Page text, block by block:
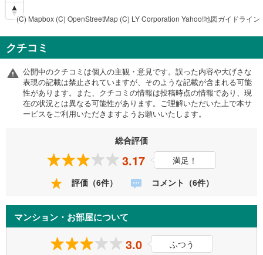
(C) Mapbox (C) OpenStreetMap (C) LY Corporation Yahoo!地図ガイドライン
クチコミ
公開中のクチコミは個人の主観・意見です。誤った内容や大げさな
表現の記載は禁止されていますが、そのような記載が含まれる可能
性があります。また、クチコミの情報は投稿時点の情報であり、現
在の状況とは異なる可能性があります。ご理解いただいた上で本サ
ービスをご利用いただきますようお願いいたします。
総合評価
3.17
満足！
評価（6件）
コメント（6件）
マンション・お部屋について
3.0 ふつう